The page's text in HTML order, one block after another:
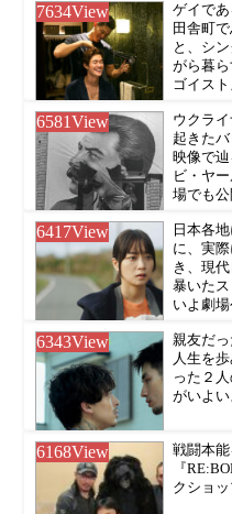
7634View
ゲイで
田舎町
と、シ
がら暮
ゴイス
6581View
ウクラ
起きた
映像で
ビ・ヤ
場でも公
6417View
日本各
に、実
き、現
暴いた
いよ劇場
6343View
親友だ
人生を
った２
がいよい
6168View
戦闘本
『
クショ